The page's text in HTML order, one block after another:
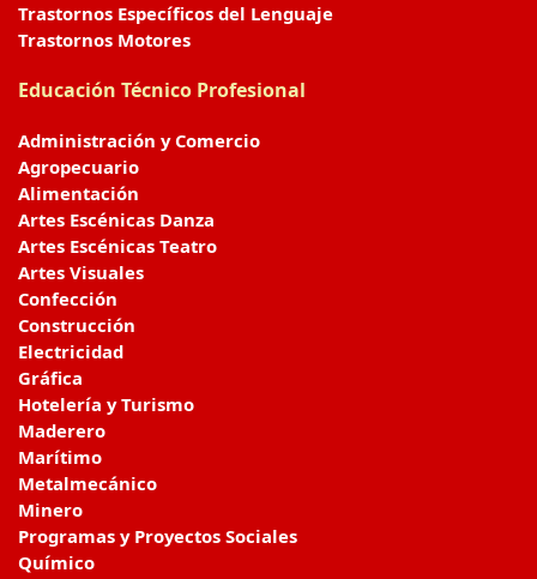
Trastornos Específicos del Lenguaje
Trastornos Motores
Educación Técnico Profesional
Administración y Comercio
Agropecuario
Alimentación
Artes Escénicas Danza
Artes Escénicas Teatro
Artes Visuales
Confección
Construcción
Electricidad
Gráfica
Hotelería y Turismo
Maderero
Marítimo
Metalmecánico
Minero
Programas y Proyectos Sociales
Químico